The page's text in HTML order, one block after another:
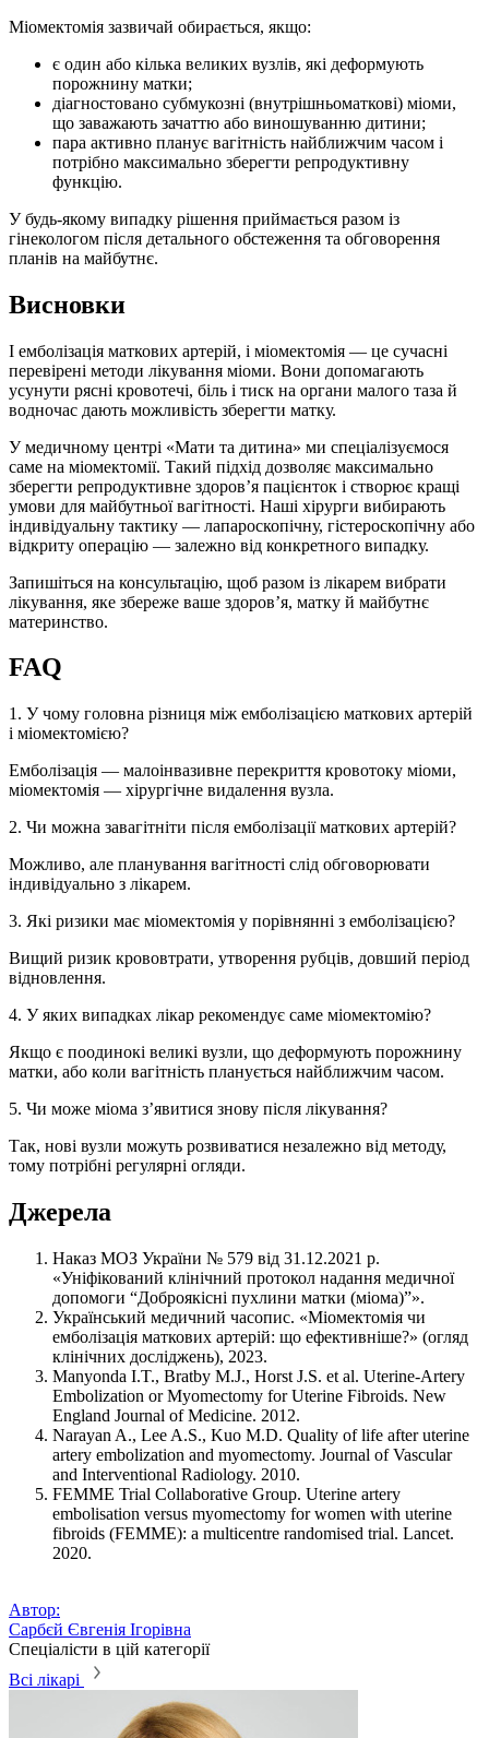
Міомектомія зазвичай обирається, якщо:
є один або кілька великих вузлів, які деформують
порожнину матки;
діагностовано субмукозні (внутрішньоматкові) міоми,
що заважають зачаттю або виношуванню дитини;
пара активно планує вагітність найближчим часом і
потрібно максимально зберегти репродуктивну
функцію.
У будь-якому випадку рішення приймається разом із
гінекологом після детального обстеження та обговорення
планів на майбутнє.
Висновки
І емболізація маткових артерій, і міомектомія — це сучасні
перевірені методи лікування міоми. Вони допомагають
усунути рясні кровотечі, біль і тиск на органи малого таза й
водночас дають можливість зберегти матку.
У медичному центрі «Мати та дитина» ми спеціалізуємося
саме на міомектомії. Такий підхід дозволяє максимально
зберегти репродуктивне здоров’я пацієнток і створює кращі
умови для майбутньої вагітності. Наші хірурги вибирають
індивідуальну тактику — лапароскопічну, гістероскопічну або
відкриту операцію — залежно від конкретного випадку.
Запишіться на консультацію, щоб разом із лікарем вибрати
лікування, яке збереже ваше здоров’я, матку й майбутнє
материнство.
FAQ
1. У чому головна різниця між емболізацією маткових артерій
і міомектомією?
Емболізація — малоінвазивне перекриття кровотоку міоми,
міомектомія — хірургічне видалення вузла.
2. Чи можна завагітніти після емболізації маткових артерій?
Можливо, але планування вагітності слід обговорювати
індивідуально з лікарем.
3. Які ризики має міомектомія у порівнянні з емболізацією?
Вищий ризик крововтрати, утворення рубців, довший період
відновлення.
4. У яких випадках лікар рекомендує саме міомектомію?
Якщо є поодинокі великі вузли, що деформують порожнину
матки, або коли вагітність планується найближчим часом.
5. Чи може міома з’явитися знову після лікування?
Так, нові вузли можуть розвиватися незалежно від методу,
тому потрібні регулярні огляди.
Джерела
Наказ МОЗ України № 579 від 31.12.2021 р.
«Уніфікований клінічний протокол надання медичної
допомоги “Доброякісні пухлини матки (міома)”».
Український медичний часопис. «Міомектомія чи
емболізація маткових артерій: що ефективніше?» (огляд
клінічних досліджень), 2023.
Manyonda I.T., Bratby M.J., Horst J.S. et al. Uterine-Artery
Embolization or Myomectomy for Uterine Fibroids. New
England Journal of Medicine. 2012.
Narayan A., Lee A.S., Kuo M.D. Quality of life after uterine
artery embolization and myomectomy. Journal of Vascular
and Interventional Radiology. 2010.
FEMME Trial Collaborative Group. Uterine artery
embolisation versus myomectomy for women with uterine
fibroids (FEMME): a multicentre randomised trial. Lancet.
2020.
Автор:
Сарбєй Євгенія Ігорівна
Спеціалісти в цій категорії
Всі лікарі